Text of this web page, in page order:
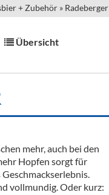
Gastronomie
Großhandel
+ Zubehör »
Übersicht
mehr, auch bei den
Hopfen sorgt für
vollmundig. Oder kurz: